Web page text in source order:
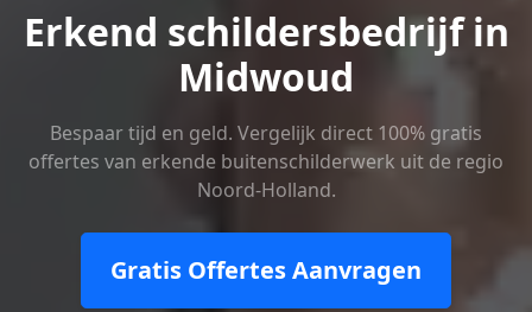
Erkend schildersbedrijf in
Midwoud
Bespaar tijd en geld. Vergelijk direct 100% gratis
offertes van erkende buitenschilderwerk uit de regio
Noord-Holland.
Gratis Offertes Aanvragen